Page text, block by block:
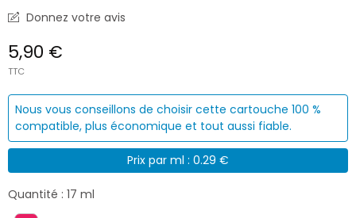
Donnez votre avis
5,90 €
TTC
Nous vous conseillons de choisir cette cartouche 100 %
compatible, plus économique et tout aussi fiable.
Prix par ml : 0.29 €
Quantité : 17 ml